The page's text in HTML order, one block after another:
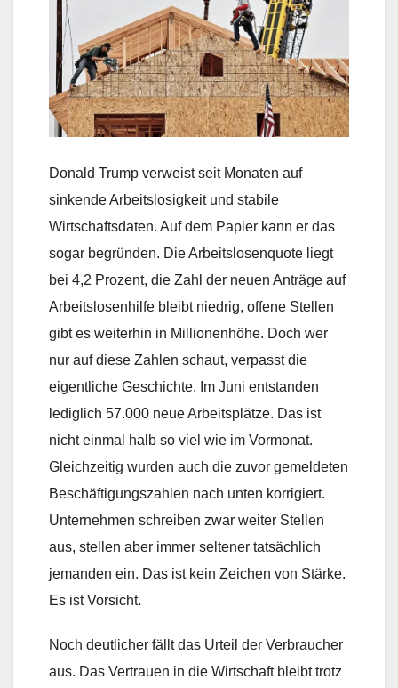
Donald Trump verweist seit Monaten auf
sinkende Arbeitslosigkeit und stabile
Wirtschaftsdaten. Auf dem Papier kann er das
sogar begründen. Die Arbeitslosenquote liegt
bei 4,2 Prozent, die Zahl der neuen Anträge auf
Arbeitslosenhilfe bleibt niedrig, offene Stellen
gibt es weiterhin in Millionenhöhe. Doch wer
nur auf diese Zahlen schaut, verpasst die
eigentliche Geschichte. Im Juni entstanden
lediglich 57.000 neue Arbeitsplätze. Das ist
nicht einmal halb so viel wie im Vormonat.
Gleichzeitig wurden auch die zuvor gemeldeten
Beschäftigungszahlen nach unten korrigiert.
Unternehmen schreiben zwar weiter Stellen
aus, stellen aber immer seltener tatsächlich
jemanden ein. Das ist kein Zeichen von Stärke.
Es ist Vorsicht.
Noch deutlicher fällt das Urteil der Verbraucher
aus. Das Vertrauen in die Wirtschaft bleibt trotz